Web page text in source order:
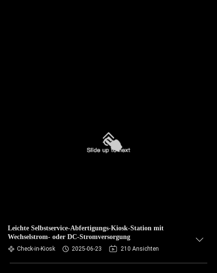
Leichte Selbstservice-Abfertigungs-Kiosk-Station mit
Wechselstrom- oder DC-Stromversorgung
Check-in-Kiosk 2025-06-23 210 Ansichten